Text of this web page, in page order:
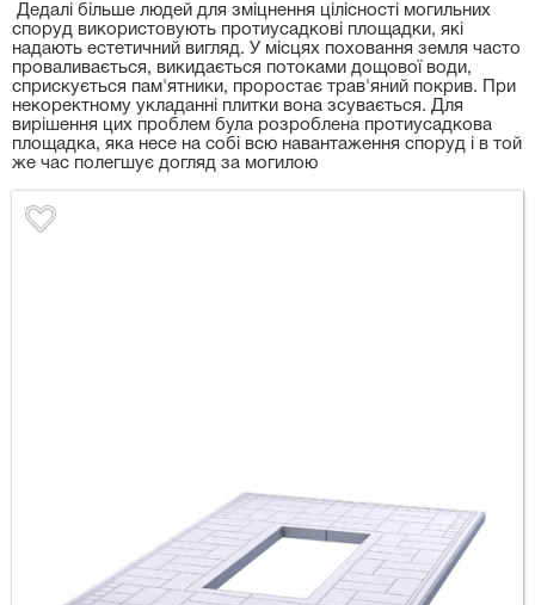
Дедалі більше людей для зміцнення цілісності могильних
споруд використовують протиусадкові площадки, які
надають естетичний вигляд. У місцях поховання земля часто
проваливається, викидається потоками дощової води,
сприскується пам'ятники, проростає трав'яний покрив. При
некоректному укладанні плитки вона зсувається. Для
вирішення цих проблем була розроблена протиусадкова
площадка, яка несе на собі всю навантаження споруд і в той
же час полегшує догляд за могилою